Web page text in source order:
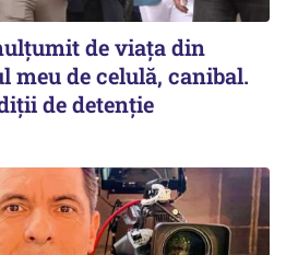
de viața din
meu de celulă, canibal.
de detenție